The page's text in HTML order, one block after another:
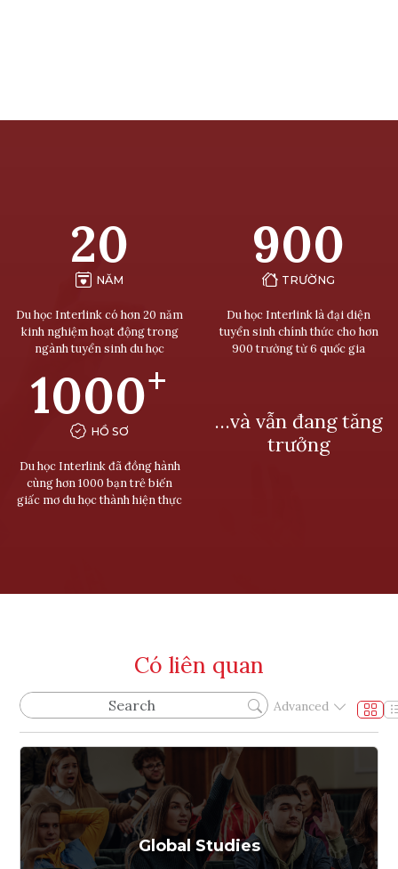
20
NĂM
Du học Interlink có hơn 20 năm
kinh nghiệm hoạt động trong
ngành tuyển sinh du học
900
TRƯỜNG
Du học Interlink là đại diện
tuyển sinh chính thức cho hơn
900 trường từ 6 quốc gia
1000+
HỒ SƠ
Du học Interlink đã đồng hành
cùng hơn 1000 bạn trẻ biến
giấc mơ du học thành hiện thực
…và vẫn đang tăng
trưởng
Có liên quan
Advanced
Global Studies